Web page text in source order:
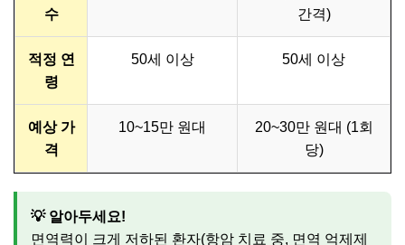
수
간격)
적정 연
령
50세 이상 50세 이상
예상 가
격
10~15만 원대
20~30만 원대 (1회
당)
💡 알아두세요!
면역력이 크게 저하된 환자(항암 치료 중, 면역 억제제